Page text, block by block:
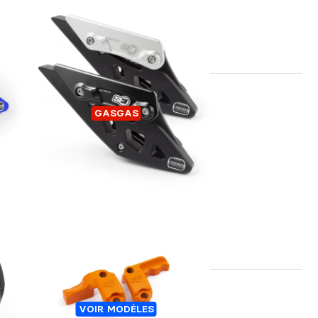
GASGAS
GUIDE CHAINE GASGAS
VOIR MODÈLES
BREMBO® BRIDE DE MC